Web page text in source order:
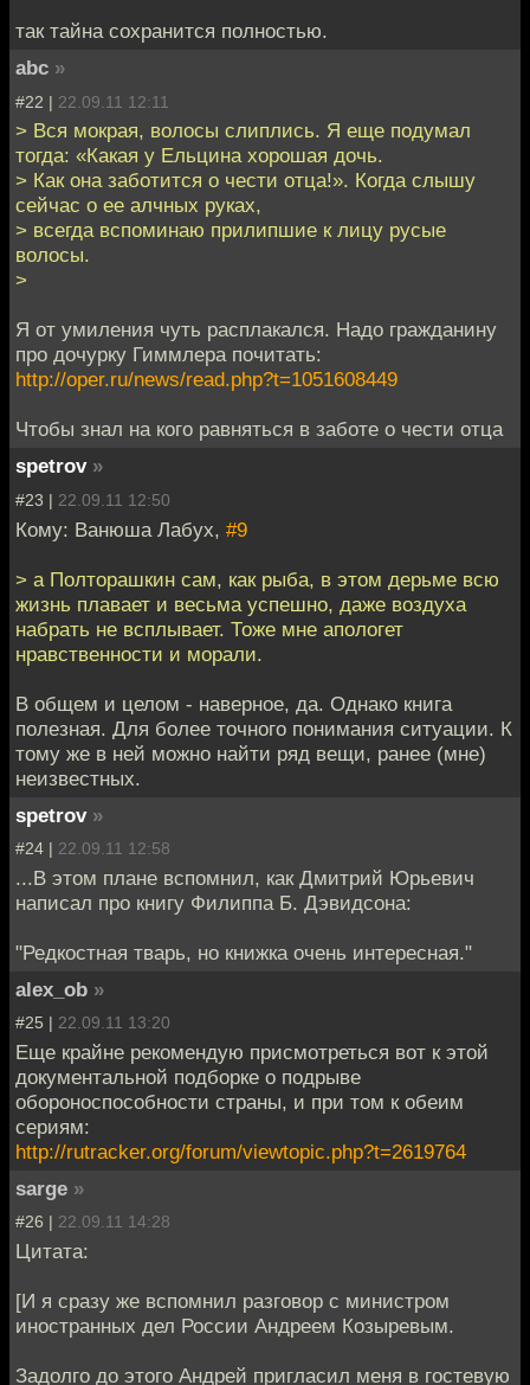
так тайна сохранится полностью.
abc »
#22 | 22.09.11 12:11
> Вся мокрая, волосы слиплись. Я еще подумал
тогда: «Какая у Ельцина хорошая дочь.
> Как она заботится о чести отца!». Когда слышу
сейчас о ее алчных руках,
> всегда вспоминаю прилипшие к лицу русые
волосы.
>
Я от умиления чуть расплакался. Надо гражданину
про дочурку Гиммлера почитать:
http://oper.ru/news/read.php?t=1051608449
Чтобы знал на кого равняться в заботе о чести отца
spetrov »
#23 | 22.09.11 12:50
Кому: Ванюша Лабух, #9
> а Полторашкин сам, как рыба, в этом дерьме всю
жизнь плавает и весьма успешно, даже воздуха
набрать не всплывает. Тоже мне апологет
нравственности и морали.
В общем и целом - наверное, да. Однако книга
полезная. Для более точного понимания ситуации. К
тому же в ней можно найти ряд вещи, ранее (мне)
неизвестных.
spetrov »
#24 | 22.09.11 12:58
...В этом плане вспомнил, как Дмитрий Юрьевич
написал про книгу Филиппа Б. Дэвидсона:
"Редкостная тварь, но книжка очень интересная."
alex_ob »
#25 | 22.09.11 13:20
Еще крайне рекомендую присмотреться вот к этой
документальной подборке о подрыве
обороноспособности страны, и при том к обеим
сериям:
http://rutracker.org/forum/viewtopic.php?t=2619764
sarge »
#26 | 22.09.11 14:28
Цитата:
[И я сразу же вспомнил разговор с министром
иностранных дел России Андреем Козыревым.
Задолго до этого Андрей пригласил меня в гостевую